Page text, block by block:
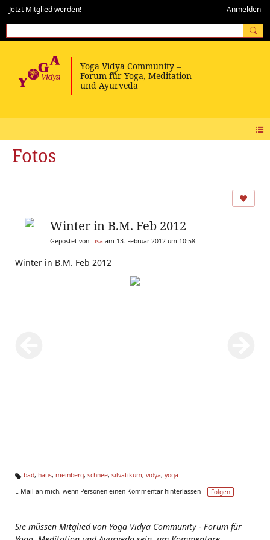
Jetzt Mitglied werden! Anmelden
Fotos
Winter in B.M. Feb 2012
Gepostet von Lisa am 13. Februar 2012 um 10:58
Winter in B.M. Feb 2012
g
bad, haus, meinberg, schnee, silvatikum, vidya, yoga
E-Mail an mich, wenn Personen einen Kommentar hinterlassen –
Folgen
Sie müssen Mitglied von Yoga Vidya Community - Forum für